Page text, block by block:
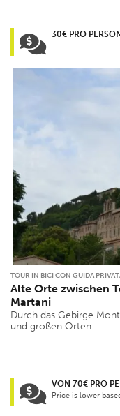
30€ PRO
TOUR IN BICI CON GUIDA
Alte Orte zwischen
Martani
Durch das Gebirge
und großen Orten
VON 70€ PRO
Price is lower